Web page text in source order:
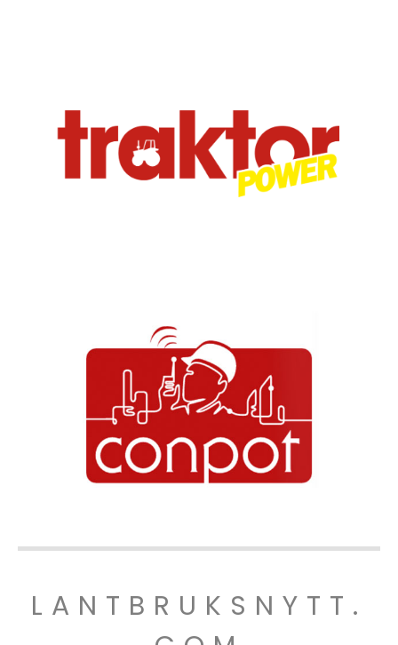
LANTBRUKSNYTT.